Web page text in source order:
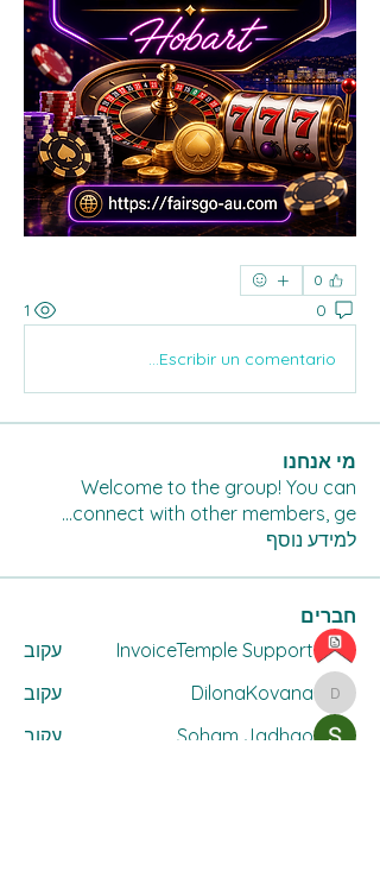
0
0
1
Escribir un comentario...
מי אנחנו
Welcome to the group! You can
connect with other members, ge
...
למידע נוסף
חברים
InvoiceTemple Support
עקוב
DilonaKovana
DilonaKovana
עקוב
Soham Jadhao
עקוב